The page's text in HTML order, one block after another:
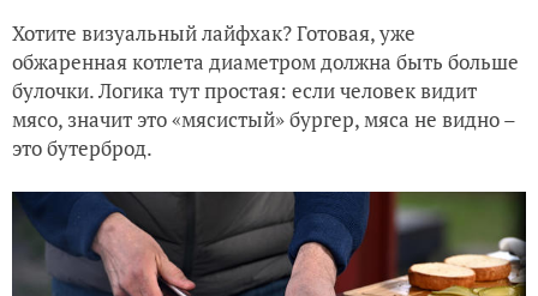
Хотите визуальный лайфхак? Готовая, уже
обжаренная котлета диаметром должна быть больше
булочки. Логика тут простая: если человек видит
мясо, значит это «мясистый» бургер, мяса не видно –
это бутерброд.